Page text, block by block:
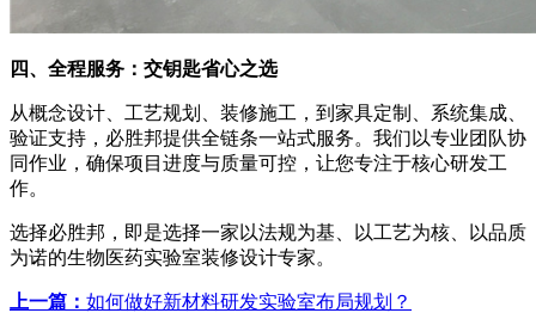
四、全程服务：交钥匙省心之选
从概念设计、工艺规划、装修施工，到家具定制、系统集成、
验证支持，必胜邦提供全链条一站式服务。我们以专业团队协
同作业，确保项目进度与质量可控，让您专注于核心研发工
作。
选择必胜邦，即是选择一家以法规为基、以工艺为核、以品质
为诺的生物医药实验室装修设计专家。
上一篇： 如何做好新材料研发实验室布局规划？